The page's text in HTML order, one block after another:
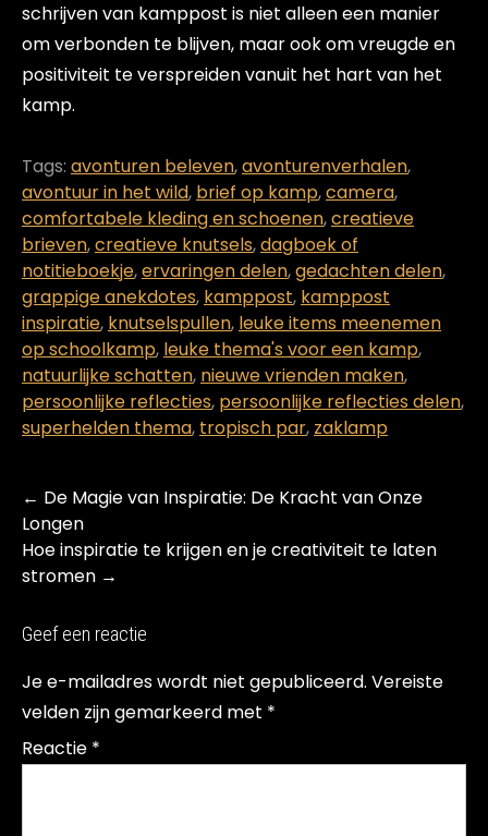
schrijven van kamppost is niet alleen een manier
om verbonden te blijven, maar ook om vreugde en
positiviteit te verspreiden vanuit het hart van het
kamp.
Tags: avonturen beleven,avonturenverhalen,
avontuur in het wild, brief op kamp,camera,
comfortabele kleding en schoenen,creatieve
brieven,creatieve knutsels,dagboek of
notitieboekje,ervaringen delen,gedachten delen,
grappige anekdotes, kamppost, kamppost
inspiratie, knutselspullen, leuke items meenemen
op schoolkamp, leuke thema's voor een kamp,
natuurlijke schatten, nieuwe vrienden maken,
persoonlijke reflecties, persoonlijke reflecties delen,
superhelden thema, tropisch par, zaklamp
Post
navigation
← De Magie van Inspiratie: De Kracht van Onze
Longen
Hoe inspiratie te krijgen en je creativiteit te laten
stromen →
Geef een reactie
Je e-mailadres wordt niet gepubliceerd. Vereiste
velden zijn gemarkeerd met *
Reactie *